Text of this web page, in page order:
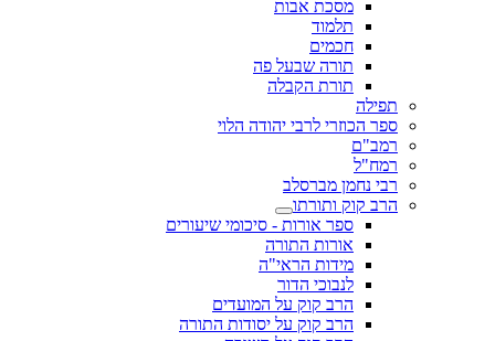
מסכת אבות
תלמוד
חכמים
תורה שבעל פה
תורת הקבלה
תפילה
ספר הכוזרי לרבי יהודה הלוי
רמב"ם
רמח"ל
רבי נחמן מברסלב
הרב קוק ותורתו
ספר אורות - סיכומי שיעורים
אורות התורה
מידות הראי"ה
לנבוכי הדור
הרב קוק על המועדים
הרב קוק על יסודות התורה